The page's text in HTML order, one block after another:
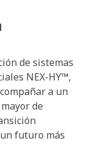
de sistemas
NEX-HY™,
a un
de
futuro más